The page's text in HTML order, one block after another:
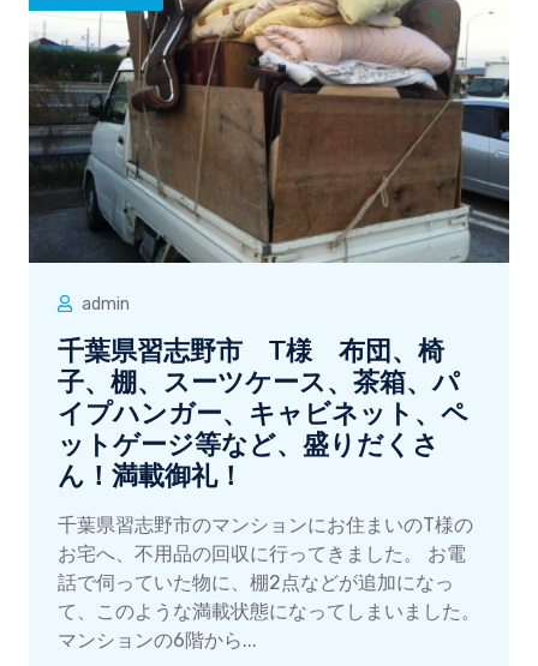
admin
千葉県習志野市 T様 布団、椅
子、棚、スーツケース、茶箱、パ
イプハンガー、キャビネット、ペ
ットゲージ等など、盛りだくさ
ん！満載御礼！
千葉県習志野市のマンションにお住まいのT様の
お宅へ、不用品の回収に行ってきました。 お電
話で伺っていた物に、棚2点などが追加になっ
て、このような満載状態になってしまいました。
マンションの6階から...